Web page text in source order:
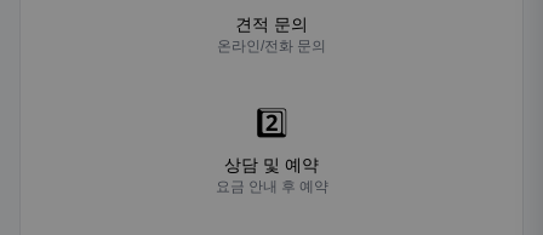
견적 문의
온라인/전화 문의
2️⃣
상담 및 예약
요금 안내 후 예약